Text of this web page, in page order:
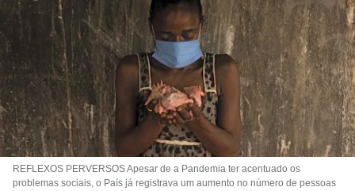
REFLEXOS PERVERSOS Apesar de a Pandemia ter acentuado os
problemas sociais, o País já registrava um aumento no número de pessoas